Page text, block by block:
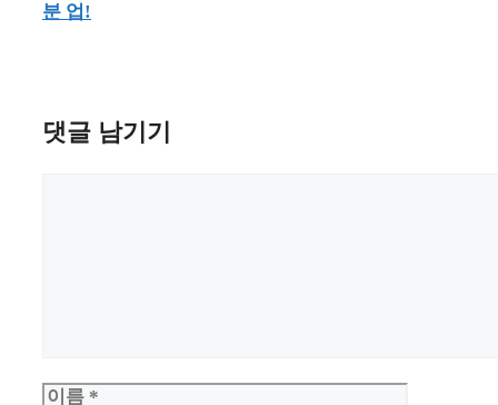
분 업!
댓글 남기기
이